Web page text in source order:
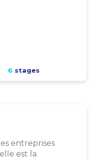
6 stages
entreprises
est la